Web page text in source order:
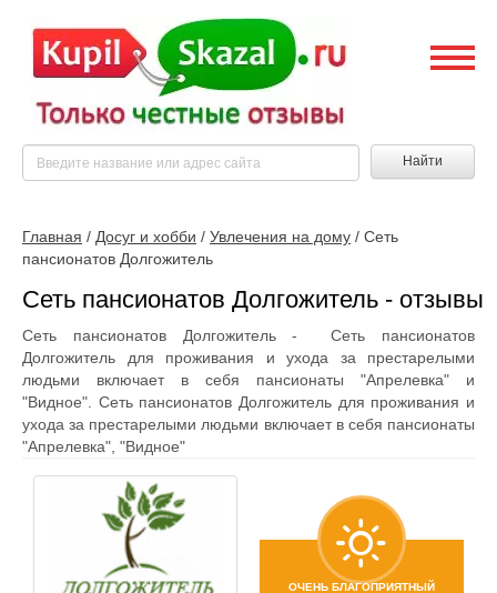
Найти
Главная / Досуг и хобби / Увлечения на дому / Сеть
пансионатов Долгожитель
Сеть пансионатов Долгожитель - отзывы
Сеть пансионатов Долгожитель - Сеть пансионатов
Долгожитель для проживания и ухода за престарелыми
людьми включает в себя пансионаты "Апрелевка" и
"Видное". Сеть пансионатов Долгожитель для проживания и
ухода за престарелыми людьми включает в себя пансионаты
"Апрелевка", "Видное"
ОЧЕНЬ БЛАГОПРИЯТНЫЙ